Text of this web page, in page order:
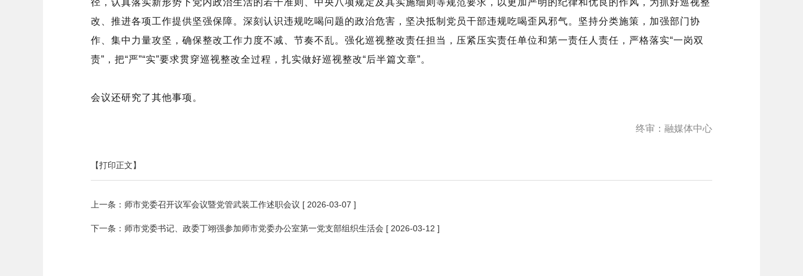
径，认真落实新形势下党内政治生活的若干准则、中央八项规定及其实施细则等规范要求，以更加严明的纪律和优良的作风，为抓好巡视整
改、推进各项工作提供坚强保障。深刻认识违规吃喝问题的政治危害，坚决抵制党员干部违规吃喝歪风邪气。坚持分类施策，加强部门协
作、集中力量攻坚，确保整改工作力度不减、节奏不乱。强化巡视整改责任担当，压紧压实责任单位和第一责任人责任，严格落实“一岗双
责”，把“严”“实”要求贯穿巡视整改全过程，扎实做好巡视整改“后半篇文章”。
会议还研究了其他事项。
终审：融媒体中心
【打印正文】
上一条： 师市党委召开议军会议暨党管武装工作述职会议 [ 2026-03-07 ]
下一条： 师市党委书记、政委丁翊强参加师市党委办公室第一党支部组织生活会 [ 2026-03-12 ]